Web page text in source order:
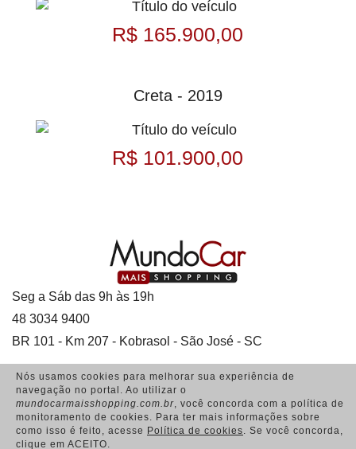
R$ 165.900,00
Creta - 2019
R$ 101.900,00
Seg a Sáb das 9h às 19h
48 3034 9400
BR 101 - Km 207 - Kobrasol - São José - SC
Acesso Colaboradores
Nós usamos cookies para melhorar sua experiência de
navegação no portal. Ao utilizar o
mundocarmaisshopping.com.br, você concorda com a política de
monitoramento de cookies. Para ter mais informações sobre
como isso é feito, acesse Política de cookies. Se você concorda,
clique em ACEITO.